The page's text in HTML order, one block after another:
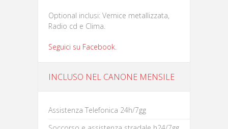
Optional inclusi: Vernice metallizzata,
Radio cd e Clima.
Seguici su Facebook.
INCLUSO NEL CANONE MENSILE
Assistenza Telefonica 24h/7gg